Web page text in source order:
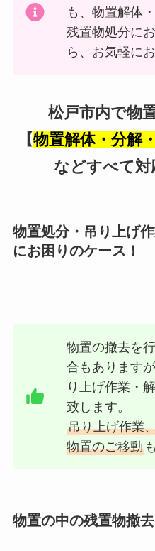
も、物置解体
残置物処分に
ら、お気軽に
松戸市内で物
【物置解体・分解
などすべて対
物置処分・吊り上げ
にお困りのケース！
物置の撤去を
合もあります
り上げ作業・
致します。
吊り上げ作業
物置のご移動
物置の中の残置物撤去